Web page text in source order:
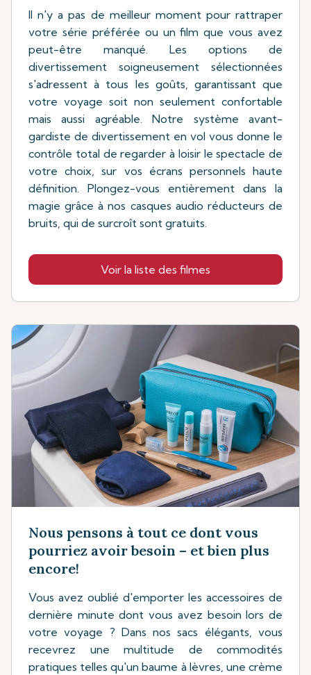
Il n'y a pas de meilleur moment pour rattraper
votre série préférée ou un film que vous avez
peut-être manqué. Les options de
divertissement soigneusement sélectionnées
s'adressent à tous les goûts, garantissant que
votre voyage soit non seulement confortable
mais aussi agréable. Notre système avant-
gardiste de divertissement en vol vous donne le
contrôle total de regarder à loisir le spectacle de
votre choix, sur vos écrans personnels haute
définition. Plongez-vous entièrement dans la
magie grâce à nos casques audio réducteurs de
bruits, qui de surcroît sont gratuits.
Voir la liste des filmes
Nous pensons à tout ce dont vous
pourriez avoir besoin – et bien plus
encore!
Vous avez oublié d'emporter les accessoires de
dernière minute dont vous avez besoin lors de
votre voyage ? Dans nos sacs élégants, vous
recevrez une multitude de commodités
pratiques telles qu'un baume à lèvres, une crème